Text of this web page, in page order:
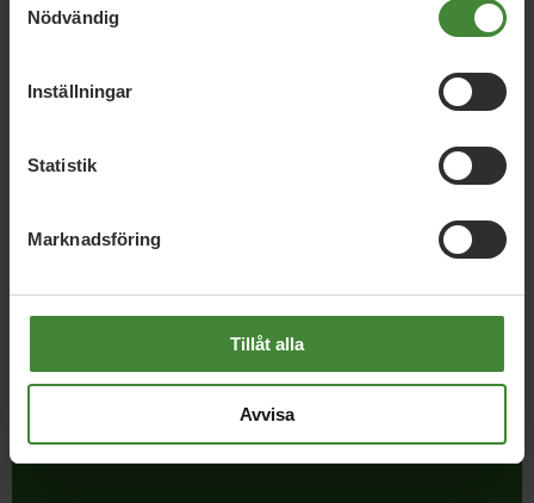
Nödvändig
Inställningar
Statistik
Marknadsföring
Tillåt alla
Avvisa
Dela denna sida och hjälp oss